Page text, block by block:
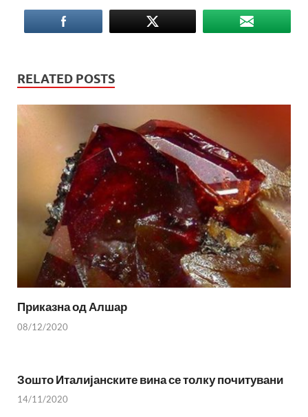
RELATED POSTS
Приказна од Алшар
08/12/2020
Зошто Италијанските вина се толку почитувани
14/11/2020